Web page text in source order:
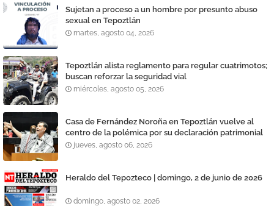
Sujetan a proceso a un hombre por presunto abuso
sexual en Tepoztlán
martes, agosto 04, 2026
Tepoztlán alista reglamento para regular cuatrimotos;
buscan reforzar la seguridad vial
miércoles, agosto 05, 2026
Casa de Fernández Noroña en Tepoztlán vuelve al
centro de la polémica por su declaración patrimonial
jueves, agosto 06, 2026
Heraldo del Tepozteco | domingo, 2 de junio de 2026
domingo, agosto 02, 2026